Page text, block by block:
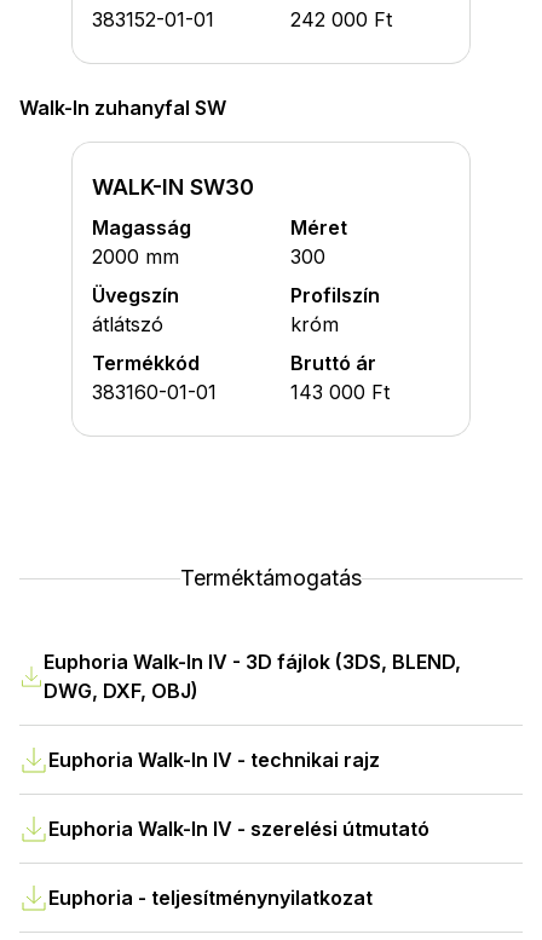
383152-01-01
242 000 Ft
Walk-In zuhanyfal SW
WALK-IN SW30
Magasság
2000 mm
Méret
300
Üvegszín
átlátszó
Profilszín
króm
Termékkód
383160-01-01
Bruttó ár
143 000 Ft
Terméktámogatás
Euphoria Walk-In IV - 3D fájlok (3DS, BLEND,
DWG, DXF, OBJ)
Euphoria Walk-In IV - technikai rajz
Euphoria Walk-In IV - szerelési útmutató
Euphoria - teljesítménynyilatkozat